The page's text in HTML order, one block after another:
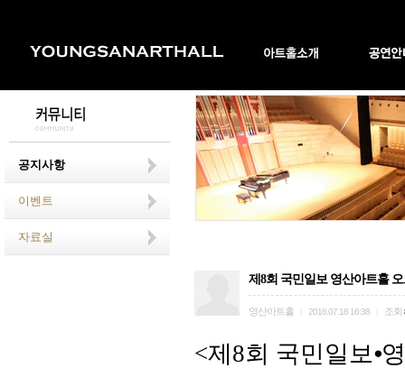
공지사항
이벤트
자료실
제8회 국민일보 영산아트홀
영산아트홀 2016.07.18 16:38 조회
<제8회 국민일보⦁